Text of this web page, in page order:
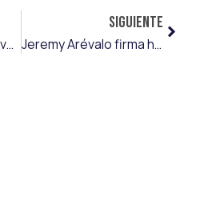
El Bayern Múnich activa la cláusula de recuperación de Edna Imade, que deja la Real Sociedad
SIGUIENTE
Jeremy Arévalo firma hasta 2031 con el VfB Stuttgart, con el que jugará la Europa League